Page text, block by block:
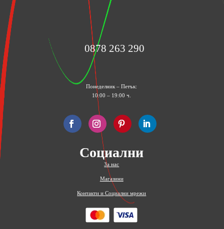
0878 263 290
Понеделник – Петък:
10:00 – 19:00 ч.
Социални
За нас
Магазини
Контакти и Социални мрежи